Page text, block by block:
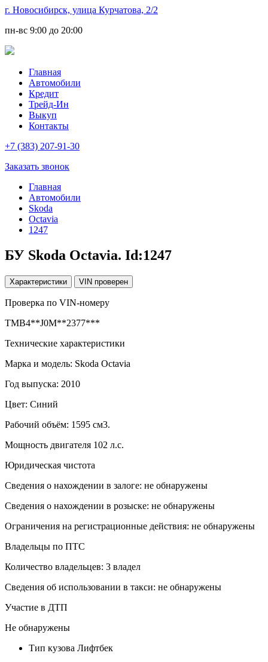
г. Новосибирск, улица Курчатова, 2/2
пн-вс 9:00 до 20:00
Главная
Автомобили
Кредит
Трейд-Ин
Выкуп
Контакты
+7 (383) 207-91-30
Заказать звонок
Главная
Автомобили
Skoda
Octavia
1247
БУ Skoda Octavia. Id:1247
Характеристики VIN проверен
Проверка по VIN-номеру
TMB4**J0M**2377***
Технические характеристики
Марка и модель: Skoda Octavia
Год выпуска: 2010
Цвет: Синий
Рабочий объём: 1595 см3.
Мощность двигателя 102 л.с.
Юридическая чистота
Сведения о нахождении в залоге: не обнаружены
Сведения о нахождении в розыске: не обнаружены
Ограничения на регистрационные действия: не обнаружены
Владельцы по ПТС
Количество владельцев: 3 владел
Сведения об использовании в такси: не обнаружены
Участие в ДТП
Не обнаружены
Тип кузова Лифтбек